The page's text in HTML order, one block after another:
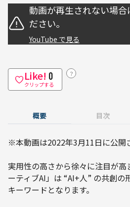
動画が再生されない場合
ださい。
YouTube で見る
Like! 0
クリップする
？
概要 目次
※本動画は2022年3月11日に公開
実用性の高さから徐々に注目が
ーティブAI」は “AI+人” の共創の
キーワードとなります。